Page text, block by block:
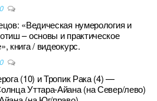
0
«Ведическая нумерология и
– основы и практическое
книга / видеокурс.
0
(10) и Тропик Рака (4) —
Уттара-Айана (на Север/лево)